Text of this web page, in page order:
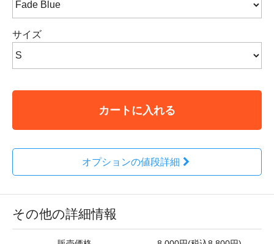
サイズ
カートに入れる
オプションの値段詳細
その他の詳細情報